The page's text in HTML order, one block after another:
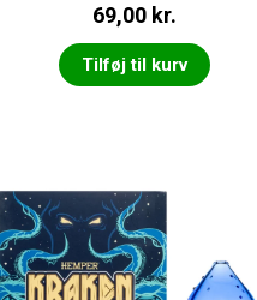
69,00 kr.
Tilføj til kurv